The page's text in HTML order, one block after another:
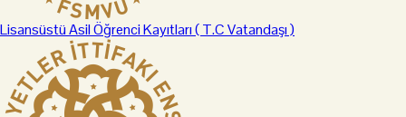
Lisansüstü Asil Öğrenci Kayıtları ( T.C Vatandaşı )